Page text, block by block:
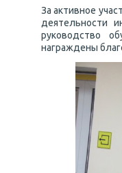
За активное
деятельности
руководство
награждены